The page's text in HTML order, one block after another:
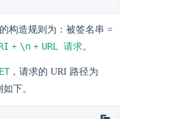
构造规则为：被签名串 =
+ \n + URL 请求。
，请求的 URI 路径为
下。